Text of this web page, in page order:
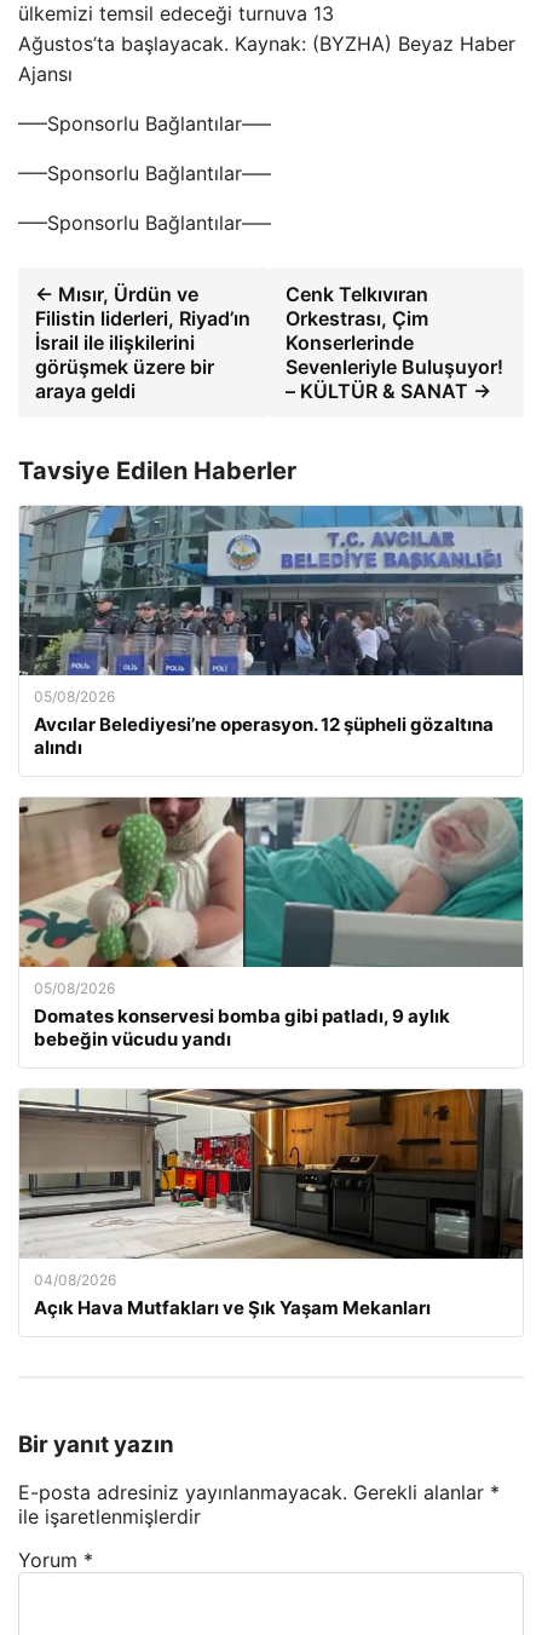
ülkemizi temsil edeceği turnuva 13
Ağustos’ta başlayacak. Kaynak: (BYZHA) Beyaz Haber
Ajansı
—–Sponsorlu Bağlantılar—–
—–Sponsorlu Bağlantılar—–
—–Sponsorlu Bağlantılar—–
← Mısır, Ürdün ve
Filistin liderleri, Riyad’ın
İsrail ile ilişkilerini
görüşmek üzere bir
araya geldi
Cenk Telkıvıran
Orkestrası, Çim
Konserlerinde
Sevenleriyle Buluşuyor!
– KÜLTÜR & SANAT →
Tavsiye Edilen Haberler
05/08/2026
Avcılar Belediyesi’ne operasyon. 12 şüpheli gözaltına
alındı
05/08/2026
Domates konservesi bomba gibi patladı, 9 aylık
bebeğin vücudu yandı
04/08/2026
Açık Hava Mutfakları ve Şık Yaşam Mekanları
Bir yanıt yazın
E-posta adresiniz yayınlanmayacak. Gerekli alanlar *
ile işaretlenmişlerdir
Yorum *